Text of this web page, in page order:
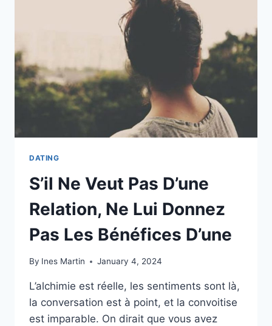
NOUVELLE
RELATION
DATING
S’il Ne Veut Pas D’une
Relation, Ne Lui Donnez
Pas Les Bénéfices D’une
By Ines Martin January 4, 2024
L’alchimie est réelle, les sentiments sont là,
la conversation est à point, et la convoitise
est imparable. On dirait que vous avez